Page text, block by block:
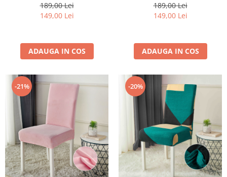
189,00 Lei
149,00 Lei
ADAUGA IN COS
189,00 Lei
149,00 Lei
ADAUGA IN COS
-21% -20%